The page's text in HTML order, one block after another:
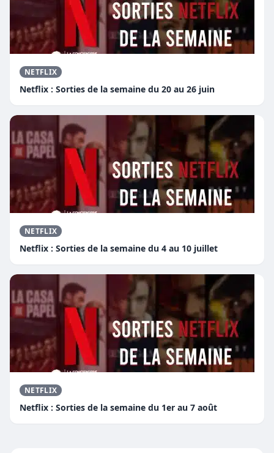
NETFLIX
Netflix : Sorties de la semaine du 20 au 26 juin
NETFLIX
Netflix : Sorties de la semaine du 4 au 10 juillet
NETFLIX
Netflix : Sorties de la semaine du 1er au 7 août